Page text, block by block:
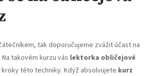
tak doporučujeme zvážit účast na
takovém kurzu vás lektorka obličejové
této techniky. Když absolvujete kurz